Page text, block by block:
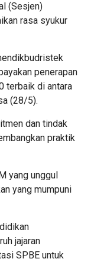
(Sesjen)
rasa syukur
penerapan
terbaik di antara
(28/5).
dan tindak
praktik
yang unggul
yang mumpuni
jajaran
SPBE untuk